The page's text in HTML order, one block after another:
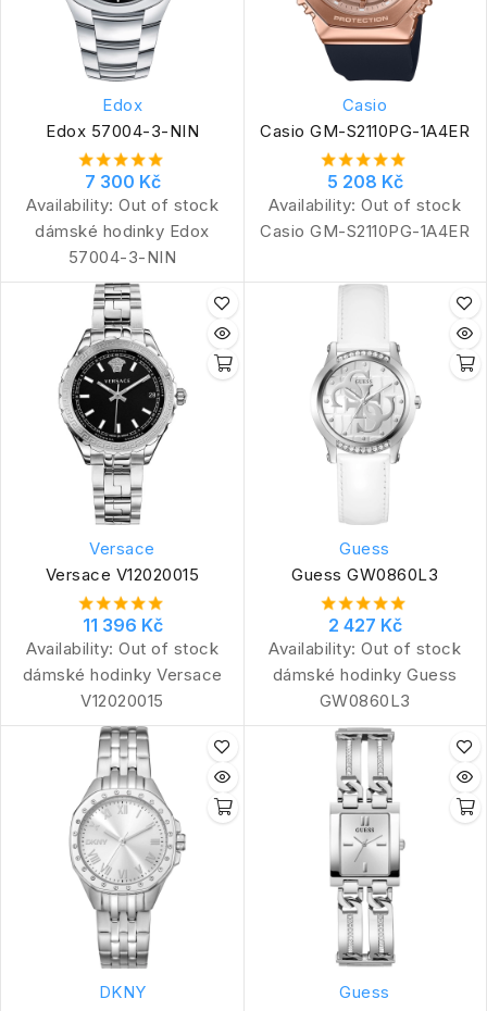
Edox
Edox 57004-3-NIN
7 300 Kč
Availability: Out of stock
dámské hodinky Edox
57004-3-NIN
Casio
Casio GM-S2110PG-1A4ER
5 208 Kč
Availability: Out of stock
Casio GM-S2110PG-1A4ER
Versace
Versace V12020015
11 396 Kč
Availability: Out of stock
dámské hodinky Versace
V12020015
Guess
Guess GW0860L3
2 427 Kč
Availability: Out of stock
dámské hodinky Guess
GW0860L3
DKNY
Guess